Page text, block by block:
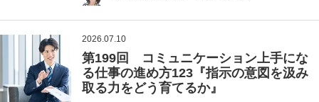
2026.07.10
第199回 コミュニケーション上手にな
る仕事の進め方123『指示の意図を汲み
取る力をどう育てるか』